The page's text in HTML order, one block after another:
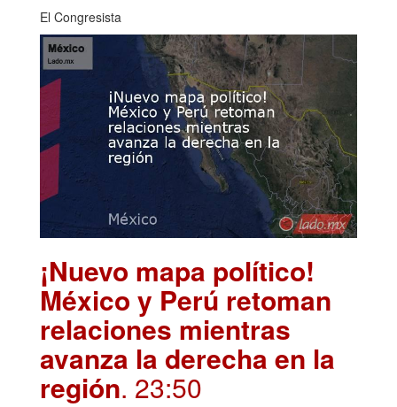
El Congresista
¡Nuevo mapa político!
México y Perú retoman
relaciones mientras
avanza la derecha en la
región. 23:50